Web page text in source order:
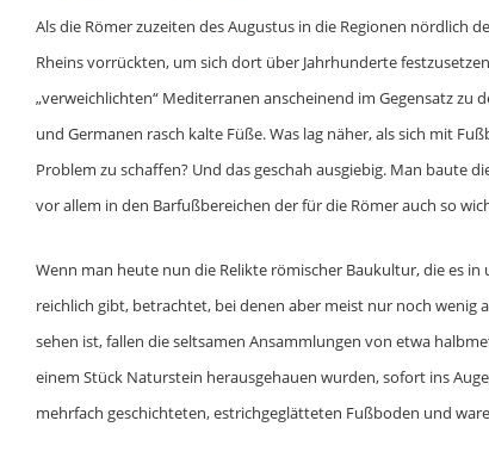
Als die Römer zuzeiten des Augustus in die Regionen nördlich
Rheins vorrückten, um sich dort über Jahrhunderte
„verweichlichten“ Mediterranen anscheinend im Gegensatz zu
und Germanen rasch kalte Füße. Was lag näher, als sich mit
Problem zu schaffen? Und das geschah ausgiebig. Man baute
vor allem in den Barfußbereichen der für die Römer auch so
Wenn man heute nun die Relikte römischer Baukultur, die es in
reichlich gibt, betrachtet, bei denen aber meist nur noch wenig
sehen ist, fallen die seltsamen Ansammlungen von etwa
einem Stück Naturstein herausgehauen wurden, sofort ins
mehrfach geschichteten, estrichgeglätteten Fußboden und